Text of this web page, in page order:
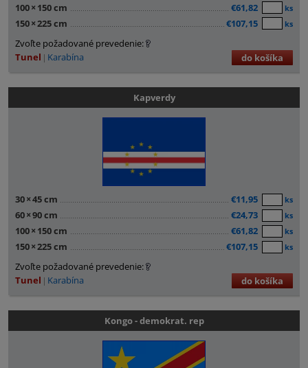
100× 150 cm €61,82 ks
150×225 cm €107,15 ks
Zvoľte požadované prevedenie:
Tunel
Karabína do košíka
Kapverdy
30×45 cm €11,95 ks
60×90 cm €24,73 ks
100× 150 cm €61,82 ks
150×225 cm €107,15 ks
Zvoľte požadované prevedenie:
Tunel
Karabína do košíka
Kongo - demokrat. rep